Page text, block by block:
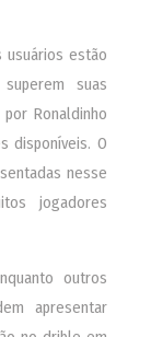
usuários estão
suas
Ronaldinho
disponíveis. O
nesse
jogadores
outros
apresentar